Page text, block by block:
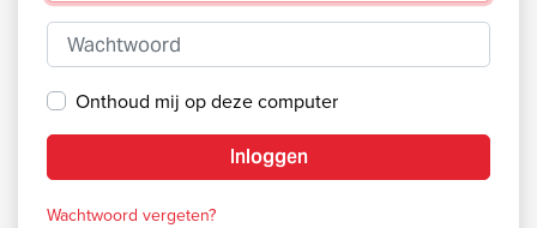
Wachtwoord
Onthoud mij op deze computer
Inloggen
Wachtwoord vergeten?